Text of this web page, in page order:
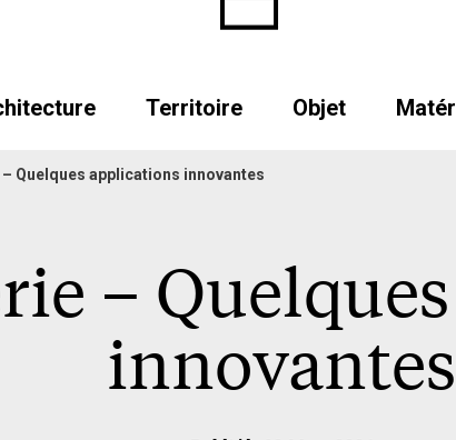
Territoire Objet
Quelques applications innovantes
–
innovantes